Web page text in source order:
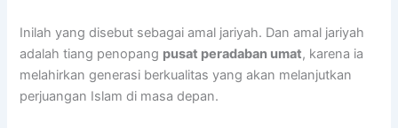
Inilah yang disebut sebagai amal jariyah. Dan amal jariyah
adalah tiang penopang pusat peradaban umat, karena ia
melahirkan generasi berkualitas yang akan melanjutkan
perjuangan Islam di masa depan.